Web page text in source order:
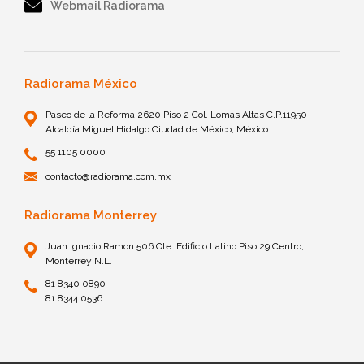
Webmail Radiorama
Radiorama México
Paseo de la Reforma 2620 Piso 2 Col. Lomas Altas C.P.11950
Alcaldía Miguel Hidalgo Ciudad de México, México
55 1105 0000
contacto@radiorama.com.mx
Radiorama Monterrey
Juan Ignacio Ramon 506 Ote. Edificio Latino Piso 29 Centro,
Monterrey N.L.
81 8340 0890
81 8344 0536